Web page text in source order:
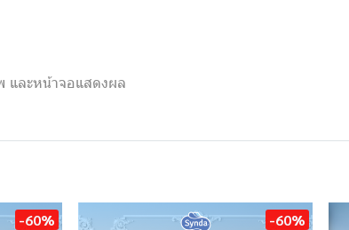
และหน้าจอแสดงผล
-60% -60%